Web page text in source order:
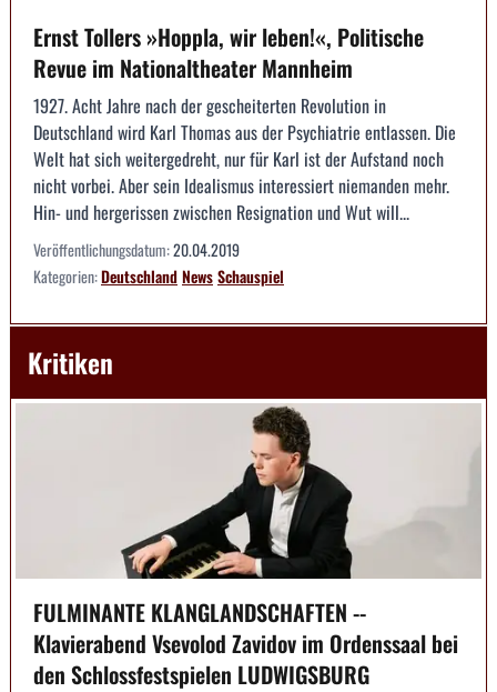
Ernst Tollers »Hoppla, wir leben!«, Politische
Revue im Nationaltheater Mannheim
1927. Acht Jahre nach der gescheiterten Revolution in
Deutschland wird Karl Thomas aus der Psychiatrie entlassen. Die
Welt hat sich weitergedreht, nur für Karl ist der Aufstand noch
nicht vorbei. Aber sein Idealismus interessiert niemanden mehr.
Hin- und hergerissen zwischen Resignation und Wut will...
Veröffentlichungsdatum:20.04.2019
Kategorien:DeutschlandNewsSchauspiel
Kritiken
FULMINANTE KLANGLANDSCHAFTEN --
Klavierabend Vsevolod Zavidov im Ordenssaal bei
den Schlossfestspielen LUDWIGSBURG